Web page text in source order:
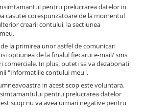
pentru prelucrarea datelor in
casutei corespunzatoare de la momentul
crearii contului, la sectiunea
la primirea unor astfel de comunicari
optiunea de la finalul fiecarui e-mail/ sms
comerciale. In plus, puteti sa va dezabonati
"Informatiile contului meu".
in acest scop este voluntara.
pentru prelucrarea datelor
scop nu va avea urmari negative pentru